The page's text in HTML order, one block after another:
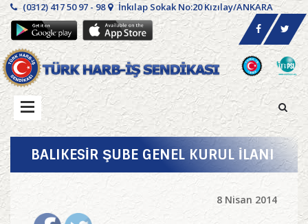
(0312) 417 50 97 - 98 İnkılap Sokak No:20 Kızılay/ANKARA
BALIKESİR ŞUBE GENEL KURUL İLANI
8 Nisan 2014